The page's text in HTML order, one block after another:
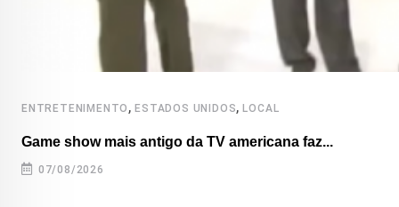
ENTRETENIMENTO ,ESTADOS UNIDOS,LOCAL
Game show mais antigo da TV americana faz...
07/08/2026